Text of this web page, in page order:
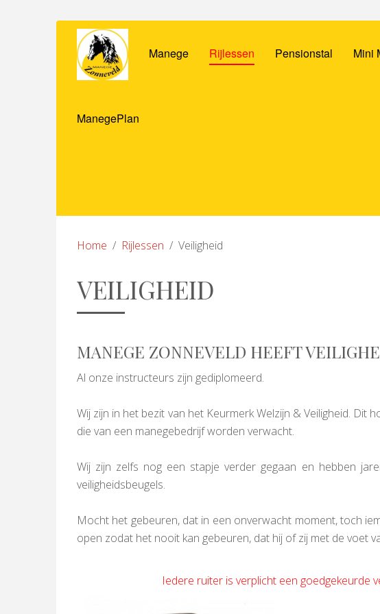
Manege Rijlessen Pensionstal Mini
ManegePlan
Home Rijlessen Veiligheid
VEILIGHEID
MANEGE ZONNEVELD HEEFT
Al onze instructeurs zijn gediplomeerd.
Wij zijn in het bezit van het Keurmerk Welzijn & Veiligheid. Dit
die van een manegebedrijf worden verwacht.
Wij zijn zelfs nog een stapje verder gegaan en hebben
veiligheidsbeugels.
Mocht het gebeuren, dat in een onverwacht moment, toch
open zodat het nooit kan gebeuren, dat hij of zij met de voet
Iedere ruiter is verplicht een goedgekeurde